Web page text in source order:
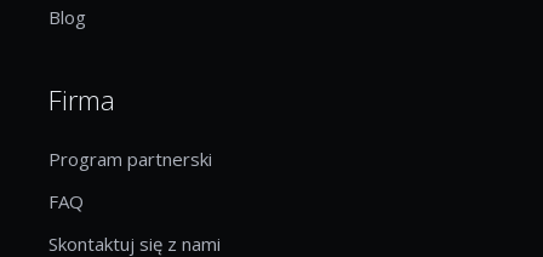
Blog
Firma
Program partnerski
FAQ
Skontaktuj się z nami